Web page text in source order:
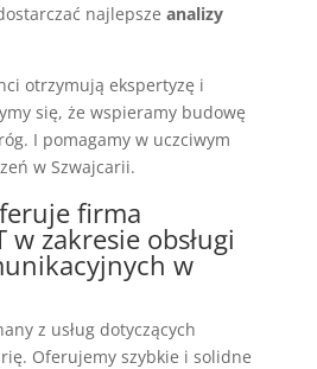
najlepsze analizy
otrzymują ekspertyzę i
się, że wspieramy budowę
I pomagamy w uczciwym
w Szwajcarii.
firma
w zakresie obsługi
w
z usług dotyczących
Oferujemy szybkie i solidne